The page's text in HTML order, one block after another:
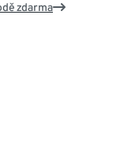
zdarma